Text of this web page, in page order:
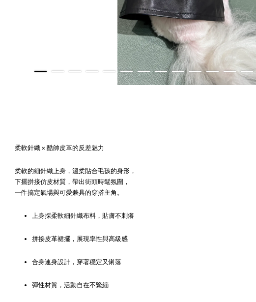
柔軟針織 × 酷帥皮革的反差魅力
柔軟的細針織上身，溫柔貼合毛孩的身形，
下擺拼接仿皮材質，帶出街頭時髦氛圍，
一件搞定氣場與可愛兼具的穿搭主角。
上身採柔軟細針織布料，貼膚不刺癢
拼接皮革裙擺，展現率性與高級感
合身連身設計，穿著穩定又俐落
彈性材質，活動自在不緊繃